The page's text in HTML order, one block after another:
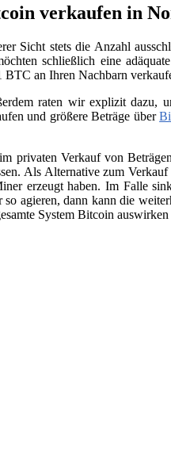
verkaufen in
Sicht stets die Anzahl
schließlich eine
BTC an Ihren Nachbarn
raten wir explizit dazu,
und größere Beträge über
privaten Verkauf von
Als Alternative zum
erzeugt haben. Im Falle
agieren, dann kann die
System Bitcoin